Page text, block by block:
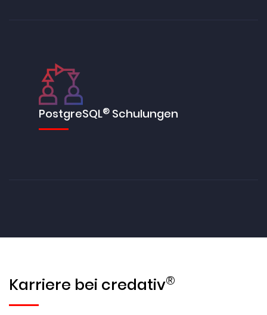
PostgreSQL® Schulungen
Karriere bei credativ®